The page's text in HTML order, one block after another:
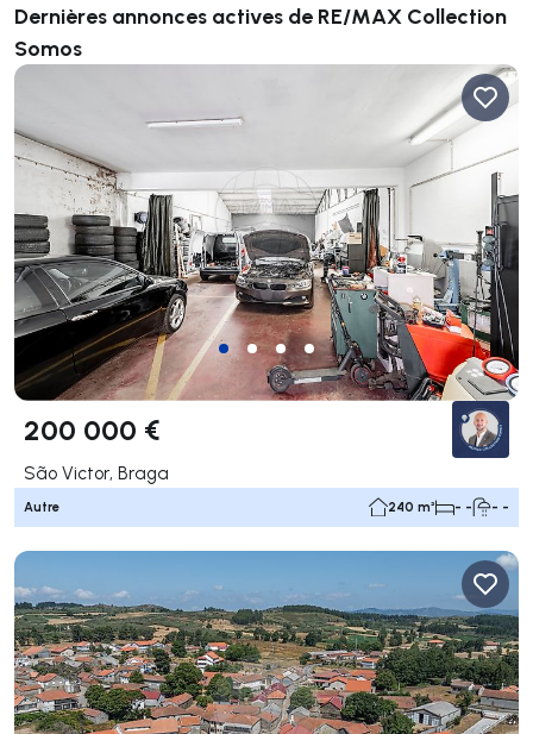
Dernières annonces actives de RE/MAX Collection
Somos
200 000 €
São Victor, Braga
Autre 240 m² - - - -